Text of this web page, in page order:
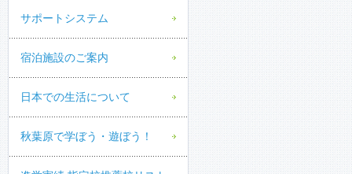
サポートシステム
宿泊施設のご案内
日本での生活について
秋葉原で学ぼう・遊ぼう！